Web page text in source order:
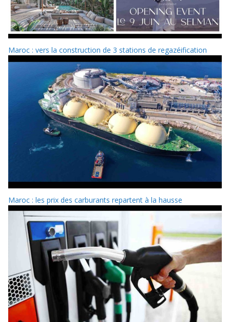
Maroc : vers la construction de 3 stations de regazéification
Maroc : les prix des carburants repartent à la hausse